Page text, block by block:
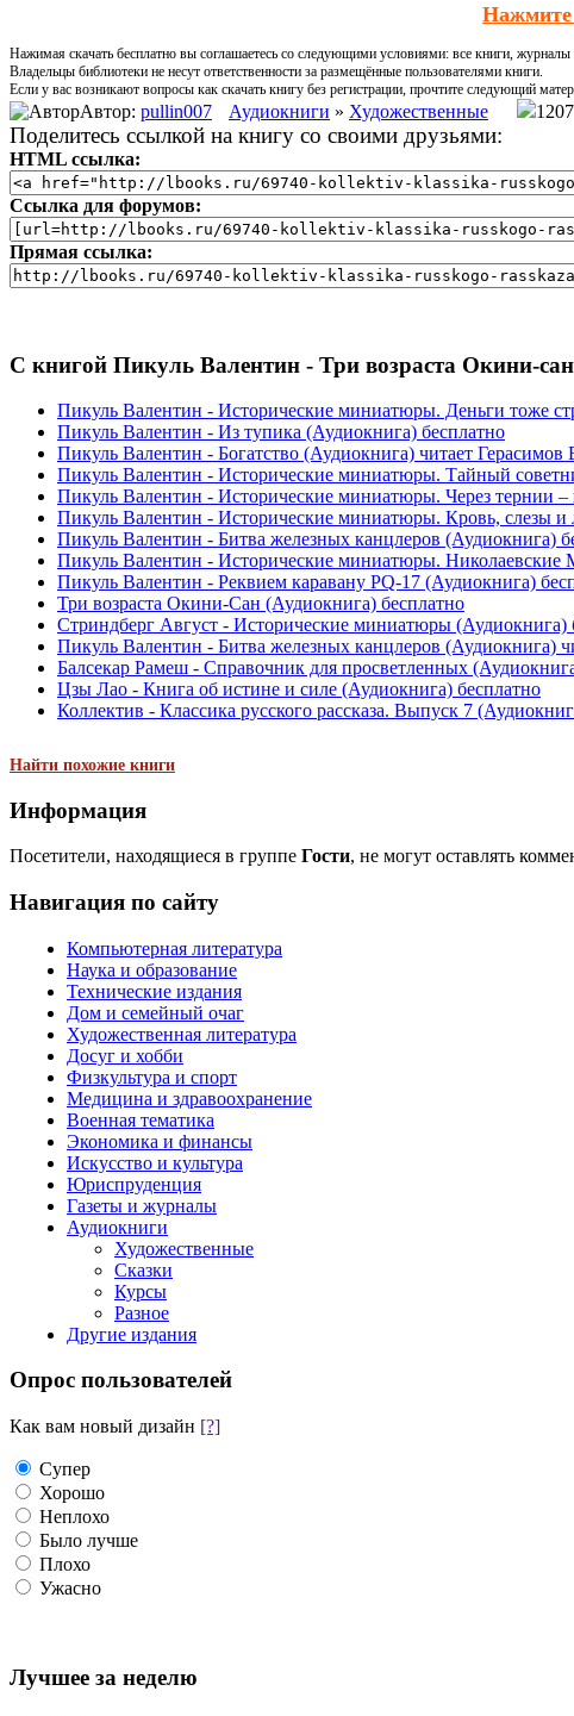
Нажмите
Нажимая скачать бесплатно вы соглашаетесь со следующими условиями: все книги,
Владельцы библиотеки не несут ответственности за размещённые пользователями книги.
Если у вас возникают вопросы как скачать книгу без регистрации, прочтите следующий
Автор: pullin007 Аудиокниги » Художественные 1207
Поделитесь ссылкой на книгу со своими друзьями:
HTML ссылка:
Ссылка для форумов:
Прямая ссылка:
С книгой Пикуль Валентин - Три возраста Окини-
Пикуль Валентин - Исторические миниатюры. Деньги тоже
Пикуль Валентин - Из тупика (Аудиокнига) бесплатно
Пикуль Валентин - Богатство (Аудиокнига) читает Герасимов
Пикуль Валентин - Исторические миниатюры. Тайный
Пикуль Валентин - Исторические миниатюры. Через тернии –
Пикуль Валентин - Исторические миниатюры. Кровь, слезы и
Пикуль Валентин - Битва железных канцлеров (Аудиокнига)
Пикуль Валентин - Исторические миниатюры. Николаевские
Пикуль Валентин - Реквием каравану PQ-17 (Аудиокнига)
Три возраста Окини-Сан (Аудиокнига) бесплатно
Стриндберг Август - Исторические миниатюры (Аудиокнига)
Пикуль Валентин - Битва железных канцлеров (Аудиокнига)
Балсекар Рамеш - Справочник для просветленных
Цзы Лао - Книга об истине и силе (Аудиокнига) бесплатно
Коллектив - Классика русского рассказа. Выпуск 7
Найти похожие книги
Информация
Посетители, находящиеся в группе Гости, не могут оставлять
Навигация по сайту
Компьютерная литература
Наука и образование
Технические издания
Дом и семейный очаг
Художественная литература
Досуг и хобби
Физкультура и спорт
Медицина и здравоохранение
Военная тематика
Экономика и финансы
Искусство и культура
Юриспруденция
Газеты и журналы
Аудиокниги
Художественные
Сказки
Курсы
Разное
Другие издания
Опрос пользователей
Как вам новый дизайн [?]
Супер
Хорошо
Неплохо
Было лучше
Плохо
Ужасно
Лучшее за неделю